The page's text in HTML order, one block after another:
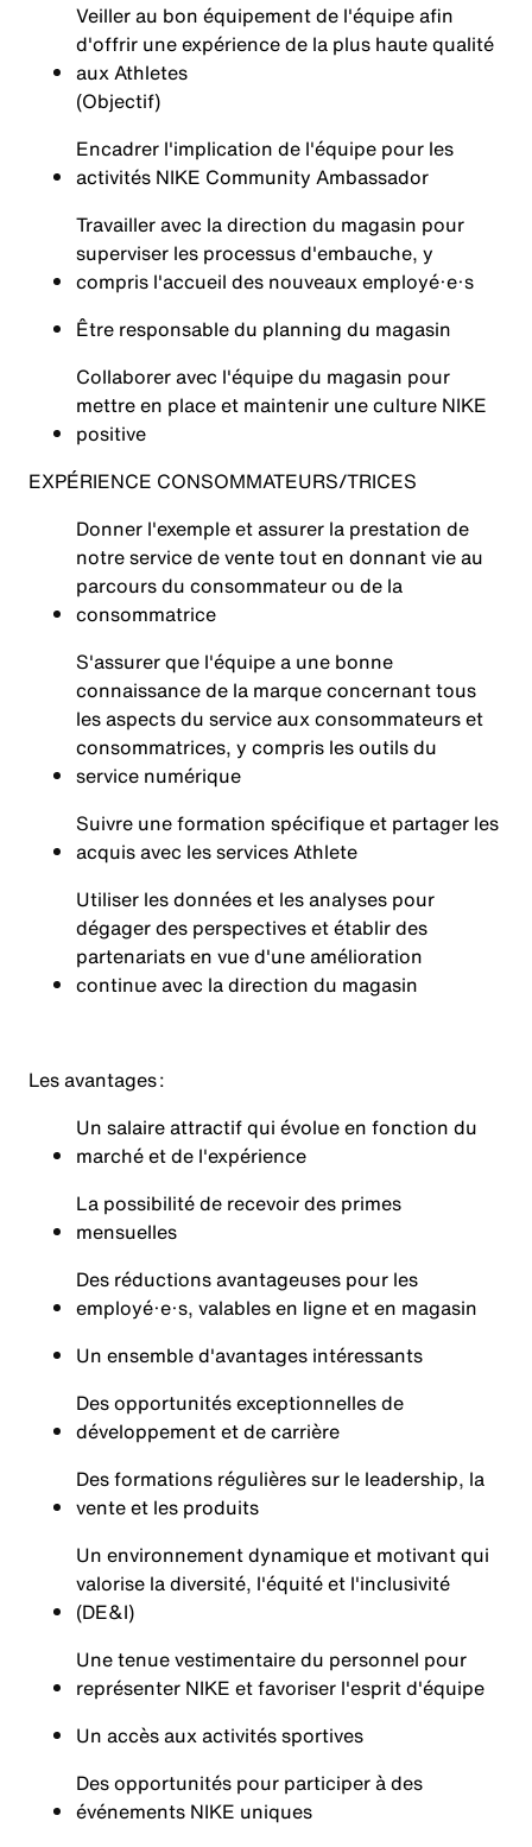
Veiller au bon équipement de l'équipe afin
d'offrir une expérience de la plus haute qualité
aux Athletes
(Objectif)
Encadrer l'implication de l'équipe pour les
activités NIKE Community Ambassador
Travailler avec la direction du magasin pour
superviser les processus d'embauche, y
compris l'accueil des nouveaux employé·e·s
Être responsable du planning du magasin
Collaborer avec l'équipe du magasin pour
mettre en place et maintenir une culture NIKE
positive
EXPÉRIENCE CONSOMMATEURS/TRICES
Donner l'exemple et assurer la prestation de
notre service de vente tout en donnant vie au
parcours du consommateur ou de la
consommatrice
S'assurer que l'équipe a une bonne
connaissance de la marque concernant tous
les aspects du service aux consommateurs et
consommatrices, y compris les outils du
service numérique
Suivre une formation spécifique et partager les
acquis avec les services Athlete
Utiliser les données et les analyses pour
dégager des perspectives et établir des
partenariats en vue d'une amélioration
continue avec la direction du magasin
Les avantages :
Un salaire attractif qui évolue en fonction du
marché et de l'expérience
La possibilité de recevoir des primes
mensuelles
Des réductions avantageuses pour les
employé·e·s, valables en ligne et en magasin
Un ensemble d'avantages intéressants
Des opportunités exceptionnelles de
développement et de carrière
Des formations régulières sur le leadership, la
vente et les produits
Un environnement dynamique et motivant qui
valorise la diversité, l'équité et l'inclusivité
(DE&I)
Une tenue vestimentaire du personnel pour
représenter NIKE et favoriser l'esprit d'équipe
Un accès aux activités sportives
Des opportunités pour participer à des
événements NIKE uniques